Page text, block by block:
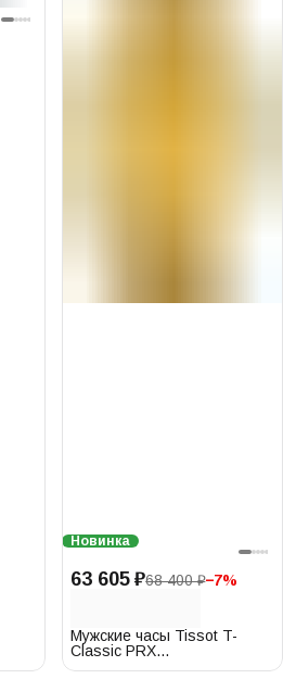
Новинка
63 605 ₽68 400 ₽−7%
Мужские часы Tissot T-
Classic PRX